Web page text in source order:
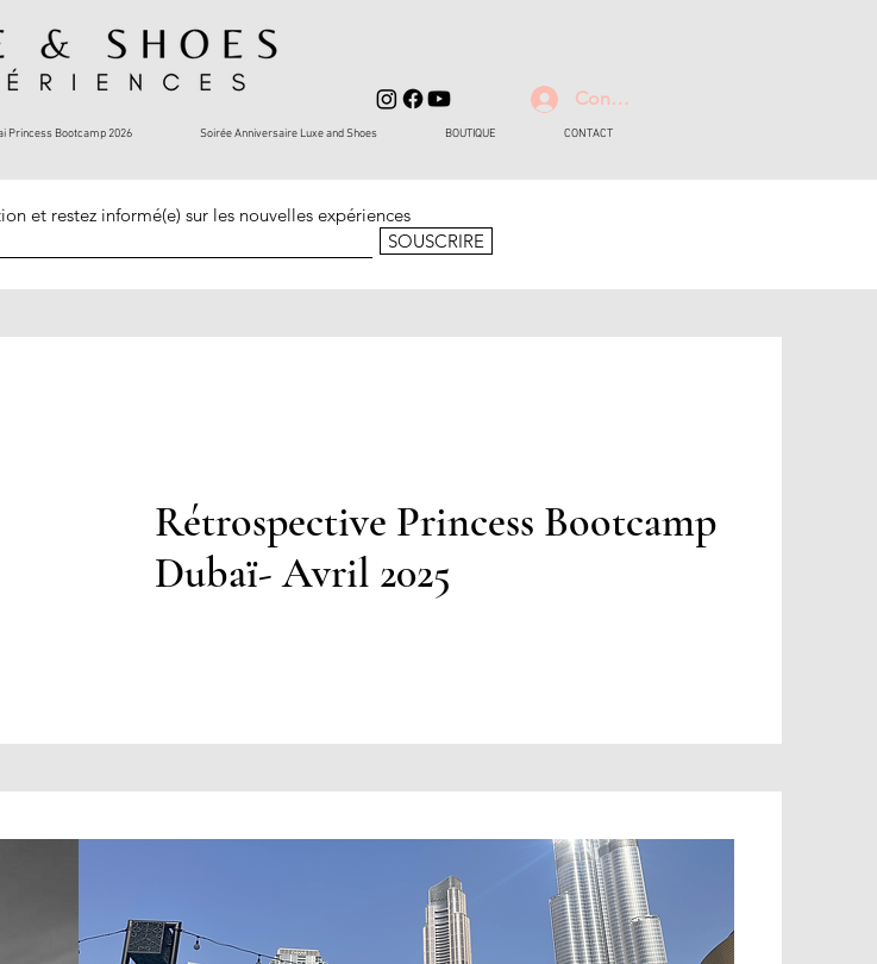
Connexion
Princess Bootcamp 2026 Soirée Anniversaire Luxe and Shoes BOUTIQUE CONTACT
et restez informé(e) sur les nouvelles expériences
SOUSCRIRE
Rétrospective Princess Bootcamp
Dubaï- Avril 2025